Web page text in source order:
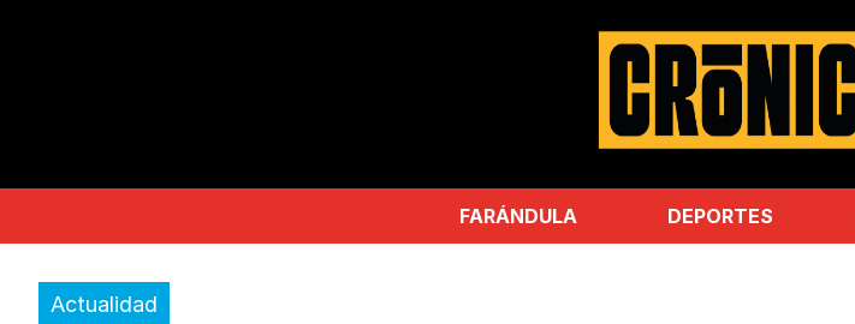
FARÁNDULA DEPORTES
Actualidad